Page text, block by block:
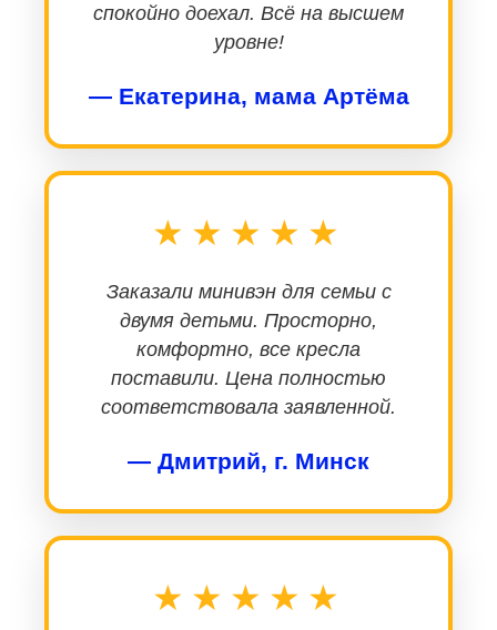
спокойно доехал. Всё на высшем
уровне!
— Екатерина, мама Артёма
★★★★★
Заказали минивэн для семьи с
двумя детьми. Просторно,
комфортно, все кресла
поставили. Цена полностью
соответствовала заявленной.
— Дмитрий, г. Минск
★★★★★